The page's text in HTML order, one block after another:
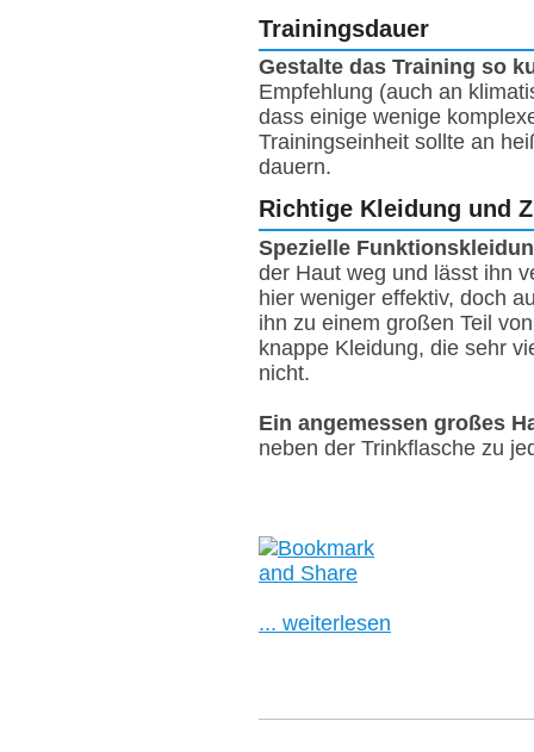
Trainingsdauer
Gestalte das Training so
Empfehlung (auch an
dass einige wenige
Trainingseinheit sollte an
dauern.
Richtige Kleidung und
Spezielle
der Haut weg und lässt ihn
hier weniger effektiv, doch
ihn zu einem großen Teil
knappe Kleidung, die sehr
nicht.
Ein angemessen großes
neben der Trinkflasche zu
... weiterlesen